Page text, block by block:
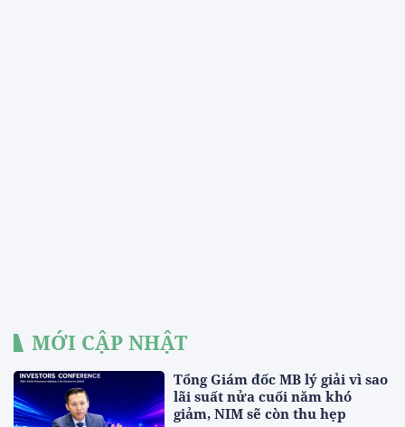
MỚI CẬP NHẬT
Tổng Giám đốc MB lý giải vì sao
lãi suất nửa cuối năm khó
giảm, NIM sẽ còn thu hẹp